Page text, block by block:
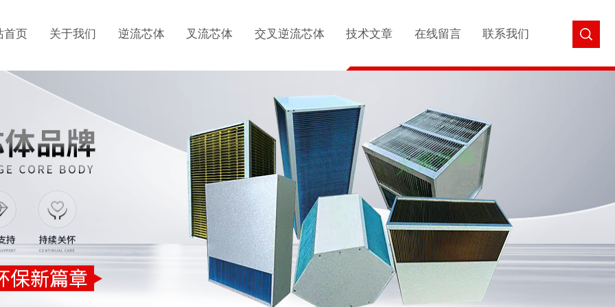
首页 关于我们 逆流芯体 叉流芯体 交叉逆流芯体 技术文章 在线留言 联系我们